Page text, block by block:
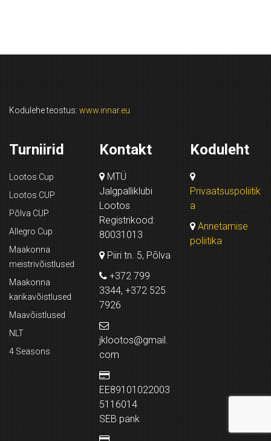
Kodulehe teostus: www.innar.eu
Turniirid
Lootos Cup
Lootos CUP
Põlva CUP
Allegro Cup
Maakonna
meistrivõistlused
Maakonna
karikavõistlused
Maavõistlused
NLT
4 Seasons
Kontakt
MTÜ
Jalgpalliklubi
Lootos
Registrikood:
80031013
Piiri tn. 5, Põlva
+372 799
3344, +372 525
7926
jklootos@gmail.
com
EE89101022003
5116014
SEB pank
Koduleht
Privaatsuspoliitik
a
Annetamise
poliitika